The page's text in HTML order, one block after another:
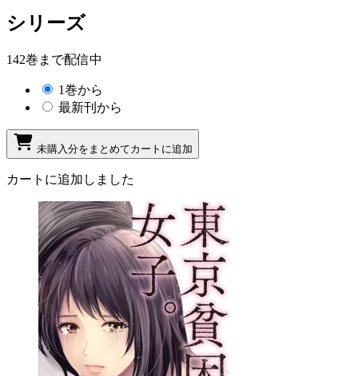
シリーズ
142巻まで配信中
1巻から
最新刊から
未購入分をまとめてカートに追加
カートに追加しました